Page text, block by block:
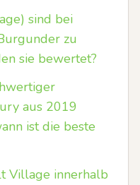
sind bei
zu
sie bewertet?
aus 2019
ist die beste
Village innerhalb